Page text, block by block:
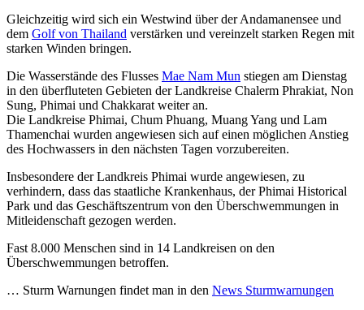
Gleichzeitig wird sich ein Westwind über der Andamanensee und
dem Golf von Thailand verstärken und vereinzelt starken Regen mit
starken Winden bringen.
Die Wasserstände des Flusses Mae Nam Mun stiegen am Dienstag
in den überfluteten Gebieten der Landkreise Chalerm Phrakiat, Non
Sung, Phimai und Chakkarat weiter an.
Die Landkreise Phimai, Chum Phuang, Muang Yang und Lam
Thamenchai wurden angewiesen sich auf einen möglichen Anstieg
des Hochwassers in den nächsten Tagen vorzubereiten.
Insbesondere der Landkreis Phimai wurde angewiesen, zu
verhindern, dass das staatliche Krankenhaus, der Phimai Historical
Park und das Geschäftszentrum von den Überschwemmungen in
Mitleidenschaft gezogen werden.
Fast 8.000 Menschen sind in 14 Landkreisen on den
Überschwemmungen betroffen.
… Sturm Warnungen findet man in den News Sturmwarnungen